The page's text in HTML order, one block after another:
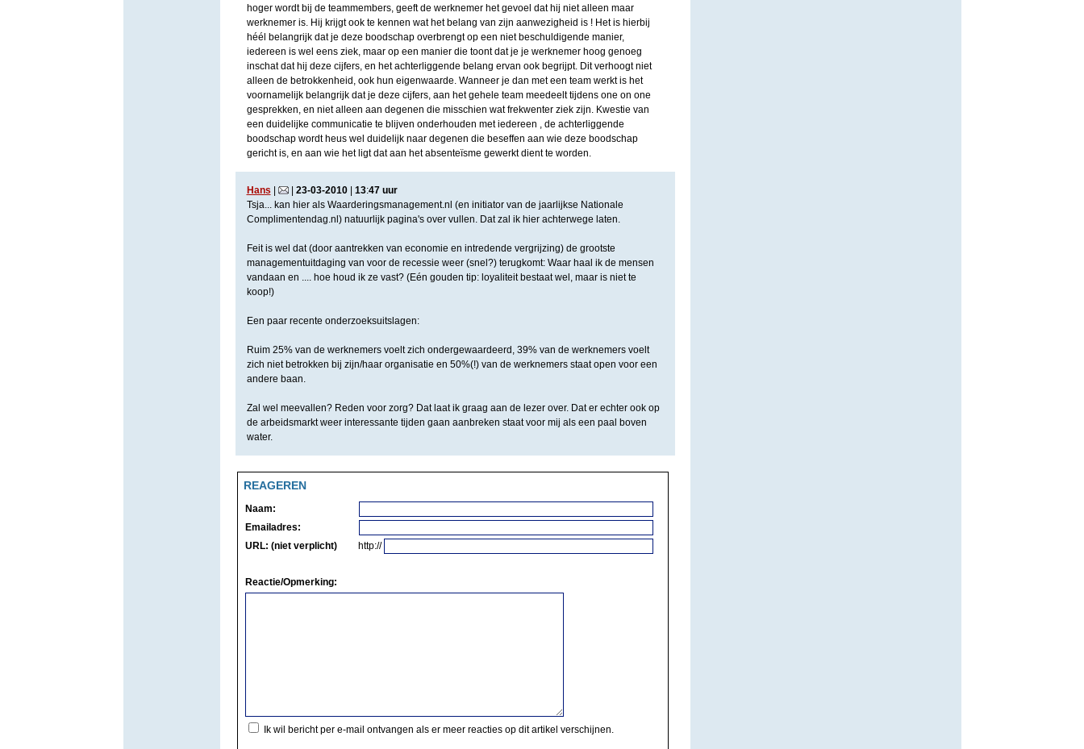
hoger wordt bij de teammembers, geeft de werknemer het gevoel dat hij niet alleen maar
werknemer is. Hij krijgt ook te kennen wat het belang van zijn aanwezigheid is ! Het is hierbij
héél belangrijk dat je deze boodschap overbrengt op een niet beschuldigende manier,
iedereen is wel eens ziek, maar op een manier die toont dat je je werknemer hoog genoeg
inschat dat hij deze cijfers, en het achterliggende belang ervan ook begrijpt. Dit verhoogt niet
alleen de betrokkenheid, ook hun eigenwaarde. Wanneer je dan met een team werkt is het
voornamelijk belangrijk dat je deze cijfers, aan het gehele team meedeelt tijdens one on one
gesprekken, en niet alleen aan degenen die misschien wat frekwenter ziek zijn. Kwestie van
een duidelijke communicatie te blijven onderhouden met iedereen , de achterliggende
boodschap wordt heus wel duidelijk naar degenen die beseffen aan wie deze boodschap
gericht is, en aan wie het ligt dat aan het absenteïsme gewerkt dient te worden.
Hans | 23-03-2010| 13:47 uur
Tsja... kan hier als Waarderingsmanagement.nl (en initiator van de jaarlijkse Nationale
Complimentendag.nl) natuurlijk pagina's over vullen. Dat zal ik hier achterwege laten.
Feit is wel dat (door aantrekken van economie en intredende vergrijzing) de grootste
managementuitdaging van voor de recessie weer (snel?) terugkomt: Waar haal ik de mensen
vandaan en .... hoe houd ik ze vast? (Eén gouden tip: loyaliteit bestaat wel, maar is niet te
koop!)
Een paar recente onderzoeksuitslagen:
Ruim 25% van de werknemers voelt zich ondergewaardeerd, 39% van de werknemers voelt
zich niet betrokken bij zijn/haar organisatie en 50%(!) van de werknemers staat open voor een
andere baan.
Zal wel meevallen? Reden voor zorg? Dat laat ik graag aan de lezer over. Dat er echter ook op
de arbeidsmarkt weer interessante tijden gaan aanbreken staat voor mij als een paal boven
water.
REAGEREN
Naam:
Emailadres:
URL: (niet verplicht)
http://
Reactie/Opmerking:
Ik wil bericht per e-mail ontvangen als er meer reacties op dit artikel verschijnen.